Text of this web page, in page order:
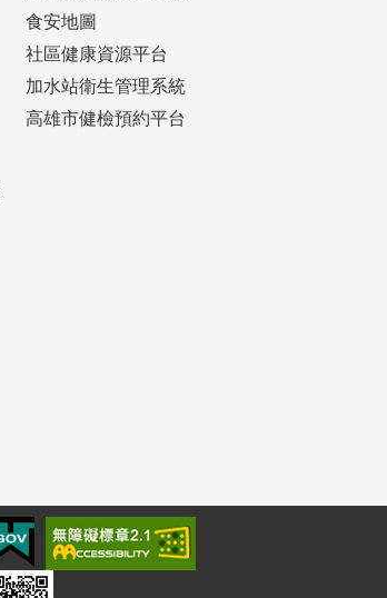
食安地圖
社區健康資源平台
加水站衛生管理系統
高雄市健檢預約平台